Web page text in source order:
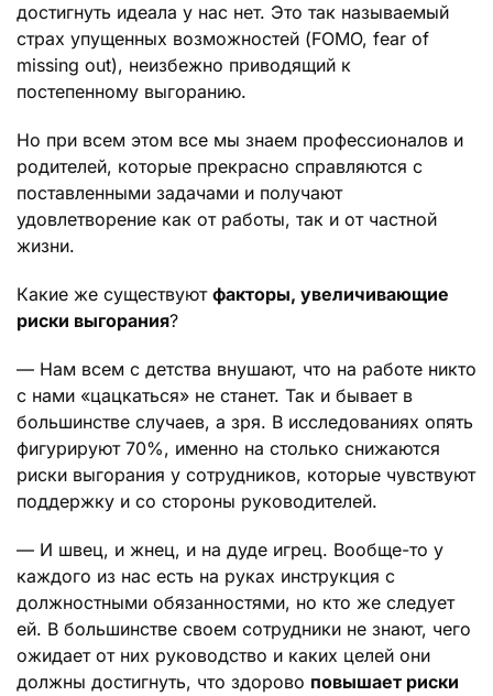
достигнуть идеала у нас нет. Это так называемый
страх упущенных возможностей (FOMO, fear of
missing out), неизбежно приводящий к
постепенному выгоранию.
Но при всем этом все мы знаем профессионалов и
родителей, которые прекрасно справляются с
поставленными задачами и получают
удовлетворение как от работы, так и от частной
жизни.
Какие же существуют факторы, увеличивающие
риски выгорания?
— Нам всем с детства внушают, что на работе никто
с нами «цацкаться» не станет. Так и бывает в
большинстве случаев, а зря. В исследованиях опять
фигурируют 70%, именно на столько снижаются
риски выгорания у сотрудников, которые чувствуют
поддержку и со стороны руководителей.
— И швец, и жнец, и на дуде игрец. Вообще-то у
каждого из нас есть на руках инструкция с
должностными обязанностями, но кто же следует
ей. В большинстве своем сотрудники не знают, чего
ожидает от них руководство и каких целей они
должны достигнуть, что здорово повышает риски